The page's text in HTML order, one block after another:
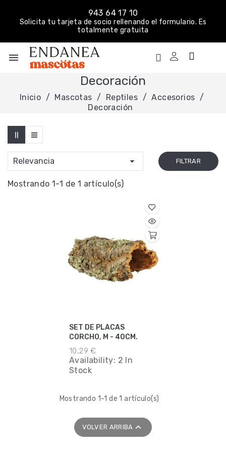
943 64 17 10
Solicita tu tarjeta de socio rellenando el formulario. Es
totalmente gratuita
menu
Decoración
Inicio Mascotas Reptiles
Accesorios
Decoración
Relevancia  FILTRAR
Mostrando 1-1 de 1 artículo(s)
SET DE PLACAS
CORCHO, M - 40CM.
10,29 €
Availability: 2 In
Stock
Mostrando 1-1 de 1 artículo(s)
VOLVER ARRIBA 